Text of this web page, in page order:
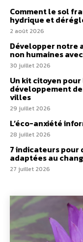
Comment le sol
hydrique et
2 août 2026
Développer notre
non humaines
30 juillet 2026
Un kit citoyen
développement
villes
29 juillet 2026
L’éco-anxiété
28 juillet 2026
7 indicateurs
adaptées au
27 juillet 2026